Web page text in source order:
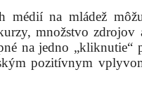
médií na mládež
množstvo zdrojov
na jedno „kliknutie“
pozitívnym